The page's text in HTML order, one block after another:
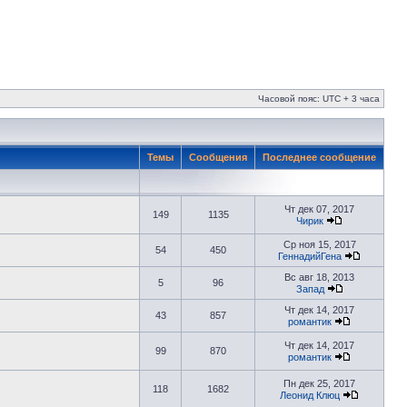
Часовой пояс: UTC + 3 часа
Темы Сообщения Последнее сообщение
149 1135
Чт дек 07, 2017
Чирик
54 450
Ср ноя 15, 2017
ГеннадийГена
5 96
Вс авг 18, 2013
Запад
43 857
Чт дек 14, 2017
романтик
99 870
Чт дек 14, 2017
романтик
118 1682
Пн дек 25, 2017
Леонид Клюц